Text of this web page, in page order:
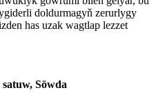
doldurmagyň zerurlygy
has uzak wagtlap lezzet
Söwda